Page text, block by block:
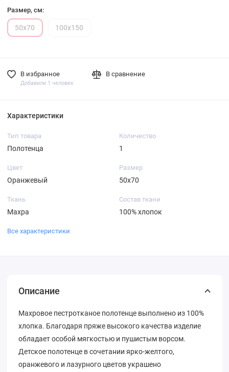
Размер, см:
50х70 100х150
В избранное
Добавили 1 человек
В сравнение
Характеристики
Тип товара
Полотенца
Количество
1
Цвет
Оранжевый
Размер
50х70
Ткань
Махра
Состав ткани
100% хлопок
Все характеристики
Описание
Махровое пестротканое полотенце выполнено из 100%
хлопка. Благодаря пряже высокого качества изделие
обладает особой мягкостью и пушистым ворсом.
Детское полотенце в сочетании ярко-желтого,
оранжевого и лазурного цветов украшено